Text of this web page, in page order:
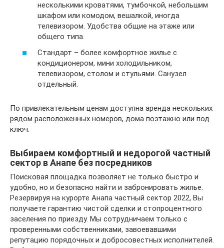
несколькими кроватями, тумбочкой, небольшим
шкафом или комодом, вешалкой, иногда
телевизором. Удобства общие на этаже или
общего типа.
Стандарт – более комфортное жилье с
кондиционером, мини холодильником,
телевизором, столом и стульями. Санузел
отдельный.
По привлекательным ценам доступна аренда нескольких
рядом расположенных номеров, дома поэтажно или под
ключ.
Выбираем комфортный и недорогой частный
сектор в Анапе без посредников
Поисковая площадка позволяет не только быстро и
удобно, но и безопасно найти и забронировать жилье.
Резервируя на курорте Анапа частный сектор 2022, Вы
получаете гарантию чистой сделки и стопроцентного
заселения по приезду. Мы сотрудничаем только с
проверенными собственниками, завоевавшими
репутацию порядочных и добросовестных исполнителей.